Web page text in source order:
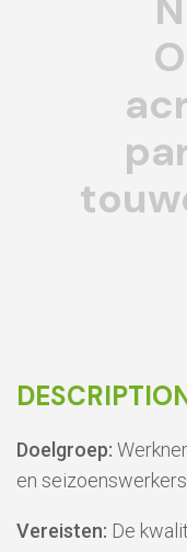
Doelgroep:
en
Vereisten: De